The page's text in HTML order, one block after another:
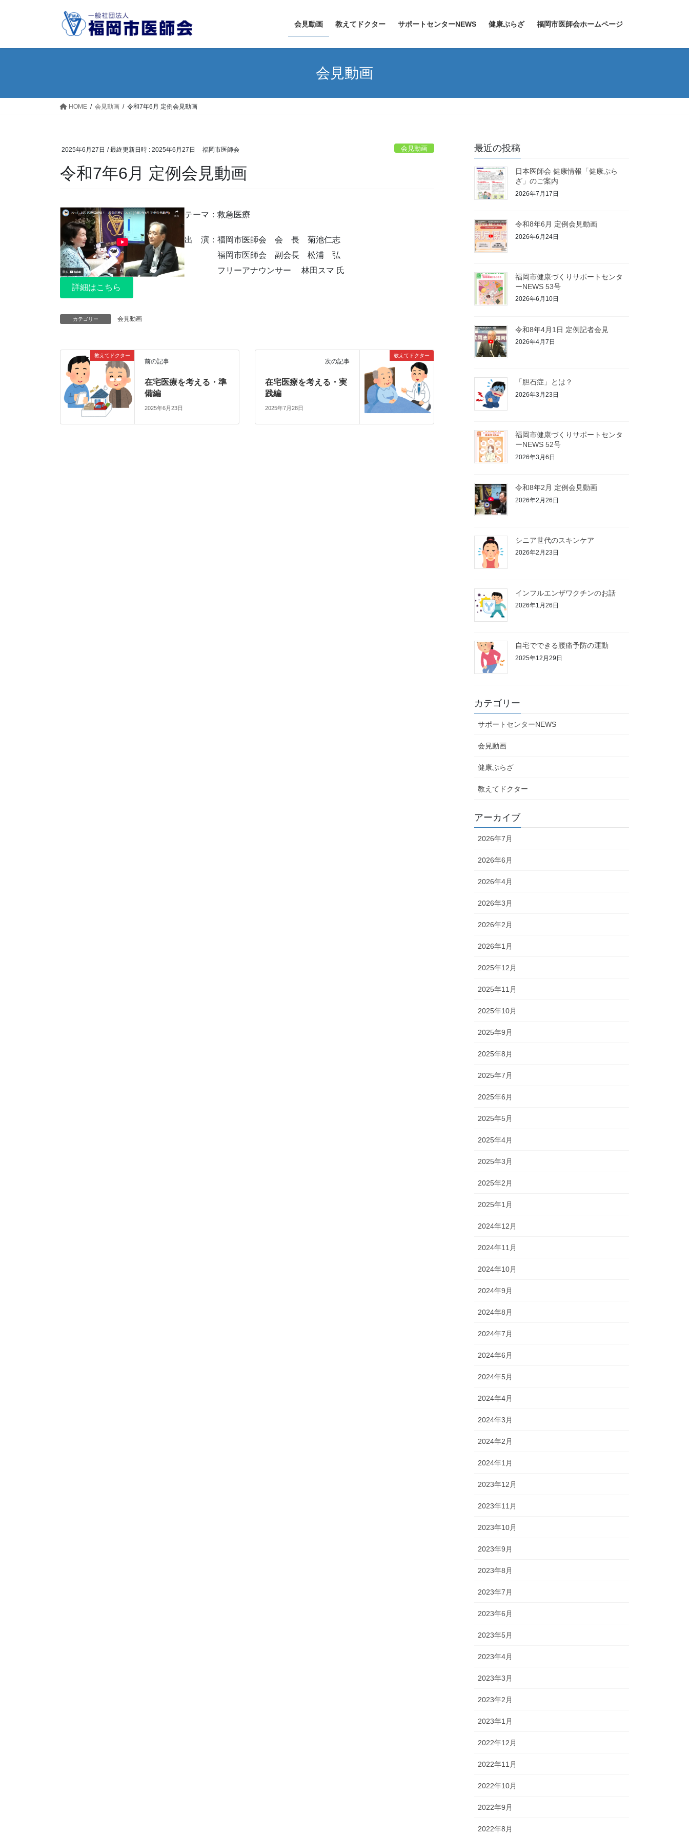
会見動画 教えてドクター サポートセンターNEWS 健康ぷらざ 福岡市医師会ホームページ
会見動画
HOME 会見動画 令和7年6月 定例会見動画
2025年6月27日 / 最終更新日時 : 2025年6月27日 福岡市医師会 会見動画
令和7年6月 定例会見動画
詳細はこちら
テーマ：救急医療
出 演：福岡市医師会 会 長 菊池仁志
福岡市医師会 副会長 松浦 弘
フリーアナウンサー 林田スマ 氏
カテゴリー 会見動画
教えてドクター
前の記事
在宅医療を考える・準
備編
2025年6月23日
教えてドクター
次の記事
在宅医療を考える・実
践編
2025年7月28日
最近の投稿
日本医師会 健康情報「健康ぷら
ざ」のご案内
2026年7月17日
令和8年6月 定例会見動画
2026年6月24日
福岡市健康づくりサポートセンタ
ーNEWS 53号
2026年6月10日
令和8年4月1日 定例記者会見
2026年4月7日
「胆石症」とは？
2026年3月23日
福岡市健康づくりサポートセンタ
ーNEWS 52号
2026年3月6日
令和8年2月 定例会見動画
2026年2月26日
シニア世代のスキンケア
2026年2月23日
インフルエンザワクチンのお話
2026年1月26日
自宅でできる腰痛予防の運動
2025年12月29日
カテゴリー
サポートセンターNEWS
会見動画
健康ぷらざ
教えてドクター
アーカイブ
2026年7月
2026年6月
2026年4月
2026年3月
2026年2月
2026年1月
2025年12月
2025年11月
2025年10月
2025年9月
2025年8月
2025年7月
2025年6月
2025年5月
2025年4月
2025年3月
2025年2月
2025年1月
2024年12月
2024年11月
2024年10月
2024年9月
2024年8月
2024年7月
2024年6月
2024年5月
2024年4月
2024年3月
2024年2月
2024年1月
2023年12月
2023年11月
2023年10月
2023年9月
2023年8月
2023年7月
2023年6月
2023年5月
2023年4月
2023年3月
2023年2月
2023年1月
2022年12月
2022年11月
2022年10月
2022年9月
2022年8月